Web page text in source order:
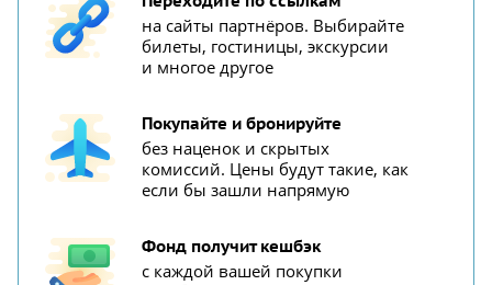
на сайты партнёров. Выбирайте
билеты, гостиницы, экскурсии
и многое другое
Покупайте и бронируйте
без наценок и скрытых
комиссий. Цены будут такие, как
если бы зашли напрямую
Фонд получит кешбэк
с каждой вашей покупки